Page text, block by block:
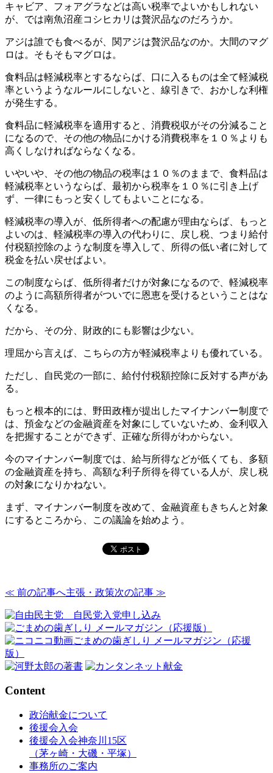
キャビア、フォアグラなどは高い税率でよいかもしれない
が、では南魚沼産コシヒカリは贅沢品なのだろうか。
アジは誰でも食べるが、関アジは贅沢品なのか。大間のマグ
ロは。そもそもマグロは。
食料品は軽減税率とするならば、口に入るものは全て軽減税
率というようなルールにしないと、線引きで、おかしな利権
が発生する。
食料品に軽減税率を適用すると、消費税収がその分減ること
になるので、その他の物品にかける消費税率を１０％よりも
高くしなければならなくなる。
いやいや、その他の物品の税率は１０％のままで、食料品は
軽減税率というならば、最初から税率を１０％に引き上げ
ず、一律にもっと安くしてもよいことになる。
軽減税率の導入が、低所得者への配慮が理由ならば、もっと
よいのは、軽減税率の導入の代わりに、戻し税、つまり給付
付税額控除のような制度を導入して、所得の低い者に対して
税金を払い戻せばよい。
この制度ならば、低所得者だけが対象になるので、軽減税率
のように高額所得者がついでに恩恵を受けるということはな
くなる。
だから、その分、財政的にも影響は少ない。
理屈から言えば、こちらの方が軽減税率よりも優れている。
ただし、自民党の一部に、給付付税額控除に反対する声があ
る。
もっと根本的には、野田政権が提出したマイナンバー制度で
は、預金などの金融資産を対象にしていないため、金利収入
を把握することができず、正確な所得がわからない。
今のマイナンバー制度では、給与所得などが低くても、多額
の金融資産を持ち、高額な利子所得を得ている人が、戻し税
の対象になりかねない。
まず、マイナンバー制度を改めて、金融資産もきちんと対象
にするところから、この議論を始めよう。
≪ 前の記事へ主張・政策次の記事 ≫
Content
政治献金について
後援会入会
後援会入会神奈川15区
（茅ヶ崎・大磯・平塚）
事務所のご案内